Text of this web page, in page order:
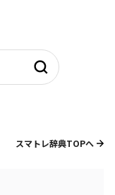
スマトレ辞典TOPへ